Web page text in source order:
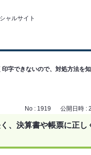
字できないので、対処方法を
No : 1919 公開日時 :
、決算書や帳票に正